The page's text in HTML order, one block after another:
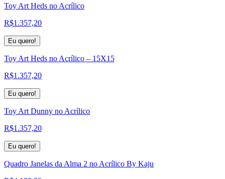
Toy Art Heds no Acrílico
R$1.357,20
Eu quero!
Toy Art Heds no Acrílico – 15X15
R$1.357,20
Eu quero!
Toy Art Dunny no Acrílico
R$1.357,20
Eu quero!
Quadro Janelas da Alma 2 no Acrílico By Kaju